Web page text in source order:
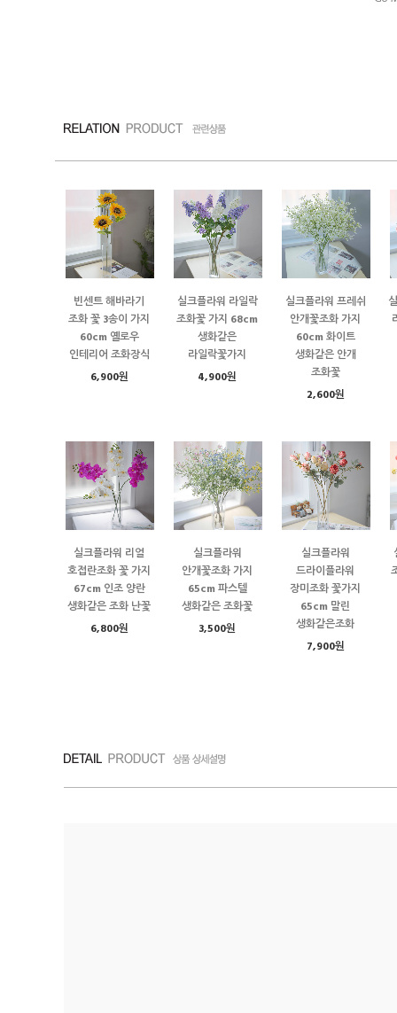
빈센트 해바라기
조화 꽃 3송이 가지
60cm 옐로우
인테리어 조화장식
6,900원
실크플라워 라일락
조화꽃 가지 68cm
생화같은
라일락꽃가지
4,900원
실크플라워 프레쉬
안개꽃조화 가지
60cm 화이트
생화같은 안개
조화꽃
2,600원
실크플라워 리얼
호접란조화 꽃 가지
67cm 인조 양란
생화같은 조화 난꽃
6,800원
실크플라워
안개꽃조화 가지
65cm 파스텔
생화같은 조화꽃
3,500원
실크플라워
드라이플라워
장미조화 꽃가지
65cm 말린
생화같은조화
7,900원